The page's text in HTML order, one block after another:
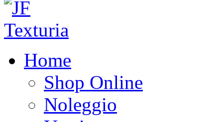
Home
Shop Online
Noleggio